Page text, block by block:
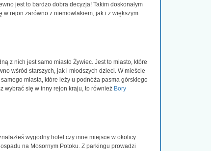
jest to bardzo dobra decyzja! Takim doskonałym
w rejon zarówno z niemowlakiem, jak i z większym
z nich jest samo miasto Żywiec. Jest to miasto, które
wśród starszych, jak i młodszych dzieci. W mieście
miasta, które leży u podnóża pasma górskiego
wybrać się w inny rejon kraju, to również Bory
wygodny hotel czy inne miejsce w okolicy
na Mosornym Potoku. Z parkingu prowadzi